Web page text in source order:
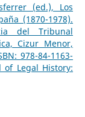
(ed.), Los
(1870-1978).
del Tribunal
Cizur Menor,
978-84-1163-
of Legal History: